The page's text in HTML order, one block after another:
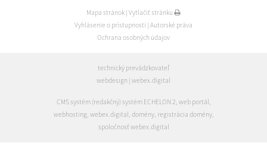
Mapa stránok Vytlačiť stránku
Vyhlásenie o prístupnosti Autorské práva
Ochrana osobných údajov
technický prevádzkovateľ
webdesign webex.digital
CMS systém (redakčný) systém ECHELON 2, web portál ,
webhosting, webex.digital , domény, registrácia domény,
spoločnosť webex.digital